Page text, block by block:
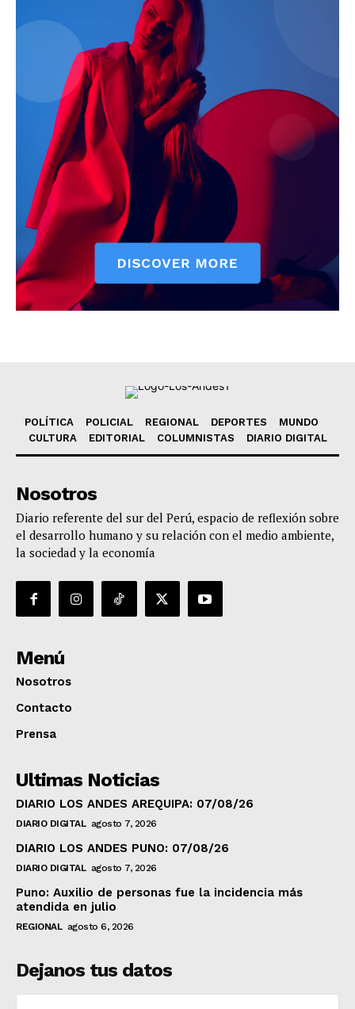
POLÍTICA POLICIAL REGIONAL DEPORTES
MUNDO
CULTURA
EDITORIAL COLUMNISTAS DIARIO DIGITAL
Nosotros
Diario referente del sur del Perú, espacio de reflexión sobre
el desarrollo humano y su relación con el medio ambiente,
la sociedad y la economía
Menú
Nosotros
Contacto
Prensa
Ultimas Noticias
DIARIO LOS ANDES AREQUIPA: 07/08/26
DIARIO DIGITAL agosto 7, 2026
DIARIO LOS ANDES PUNO: 07/08/26
DIARIO DIGITAL agosto 7, 2026
Puno: Auxilio de personas fue la incidencia más
atendida en julio
REGIONAL agosto 6, 2026
Dejanos tus datos